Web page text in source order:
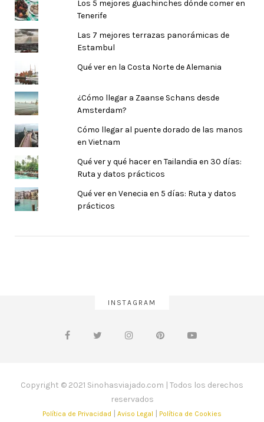
Los 5 mejores guachinches dónde comer en
Tenerife
Las 7 mejores terrazas panorámicas de
Estambul
Qué ver en la Costa Norte de Alemania
¿Cómo llegar a Zaanse Schans desde
Amsterdam?
Cómo llegar al puente dorado de las manos
en Vietnam
Qué ver y qué hacer en Tailandia en 30 días:
Ruta y datos prácticos
Qué ver en Venecia en 5 días: Ruta y datos
prácticos
INSTAGRAM
Copyright © 2021 Sinohasviajado.com | Todos los derechos
reservados
Política de Privacidad | Aviso Legal | Política de Cookies